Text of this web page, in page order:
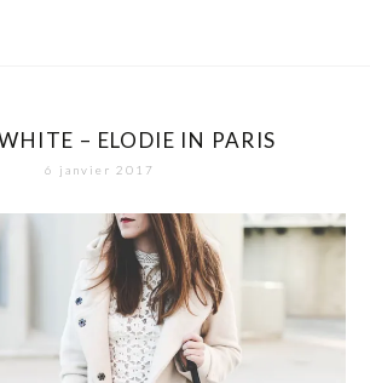
– ELODIE IN PARIS
6 janvier 2017